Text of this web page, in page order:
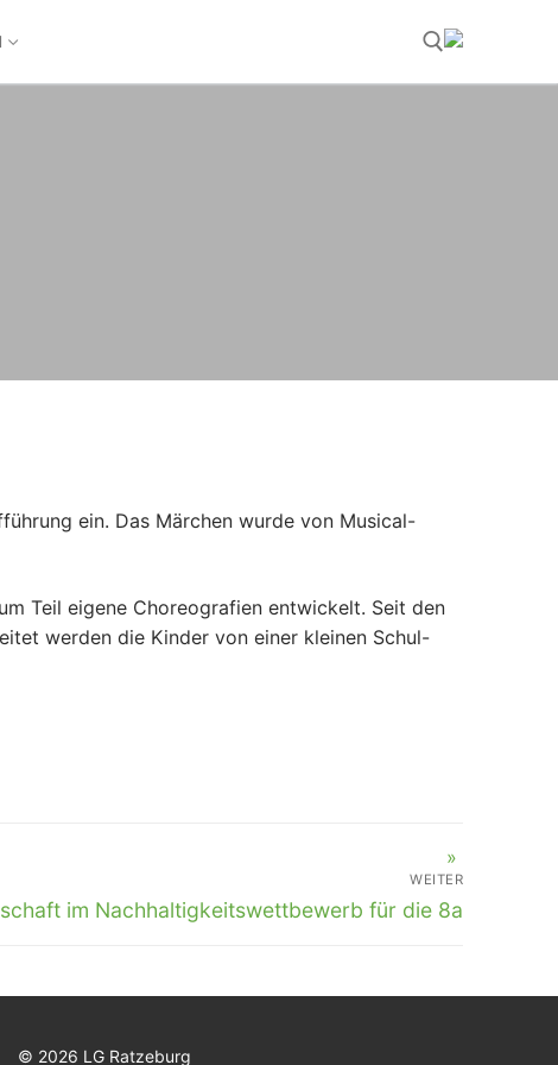
ein. Das Märchen wurde von Musical-
Teil eigene Choreografien entwickelt. Seit den
werden die Kinder von einer kleinen Schul-
WEITER
im Nachhaltigkeitswettbewerb für die 8a
© 2026 LG Ratzeburg